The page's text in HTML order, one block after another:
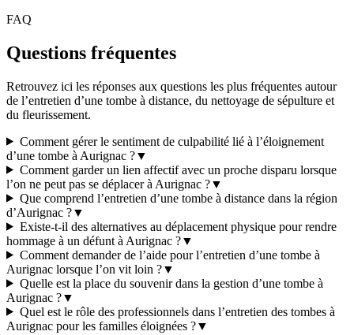
FAQ
Questions fréquentes
Retrouvez ici les réponses aux questions les plus fréquentes autour
de l’entretien d’une tombe à distance, du nettoyage de sépulture et
du fleurissement.
Comment gérer le sentiment de culpabilité lié à l’éloignement
d’une tombe à Aurignac ?▼
Comment garder un lien affectif avec un proche disparu lorsque
l’on ne peut pas se déplacer à Aurignac ?▼
Que comprend l’entretien d’une tombe à distance dans la région
d’Aurignac ?▼
Existe-t-il des alternatives au déplacement physique pour rendre
hommage à un défunt à Aurignac ?▼
Comment demander de l’aide pour l’entretien d’une tombe à
Aurignac lorsque l’on vit loin ?▼
Quelle est la place du souvenir dans la gestion d’une tombe à
Aurignac ?▼
Quel est le rôle des professionnels dans l’entretien des tombes à
Aurignac pour les familles éloignées ?▼